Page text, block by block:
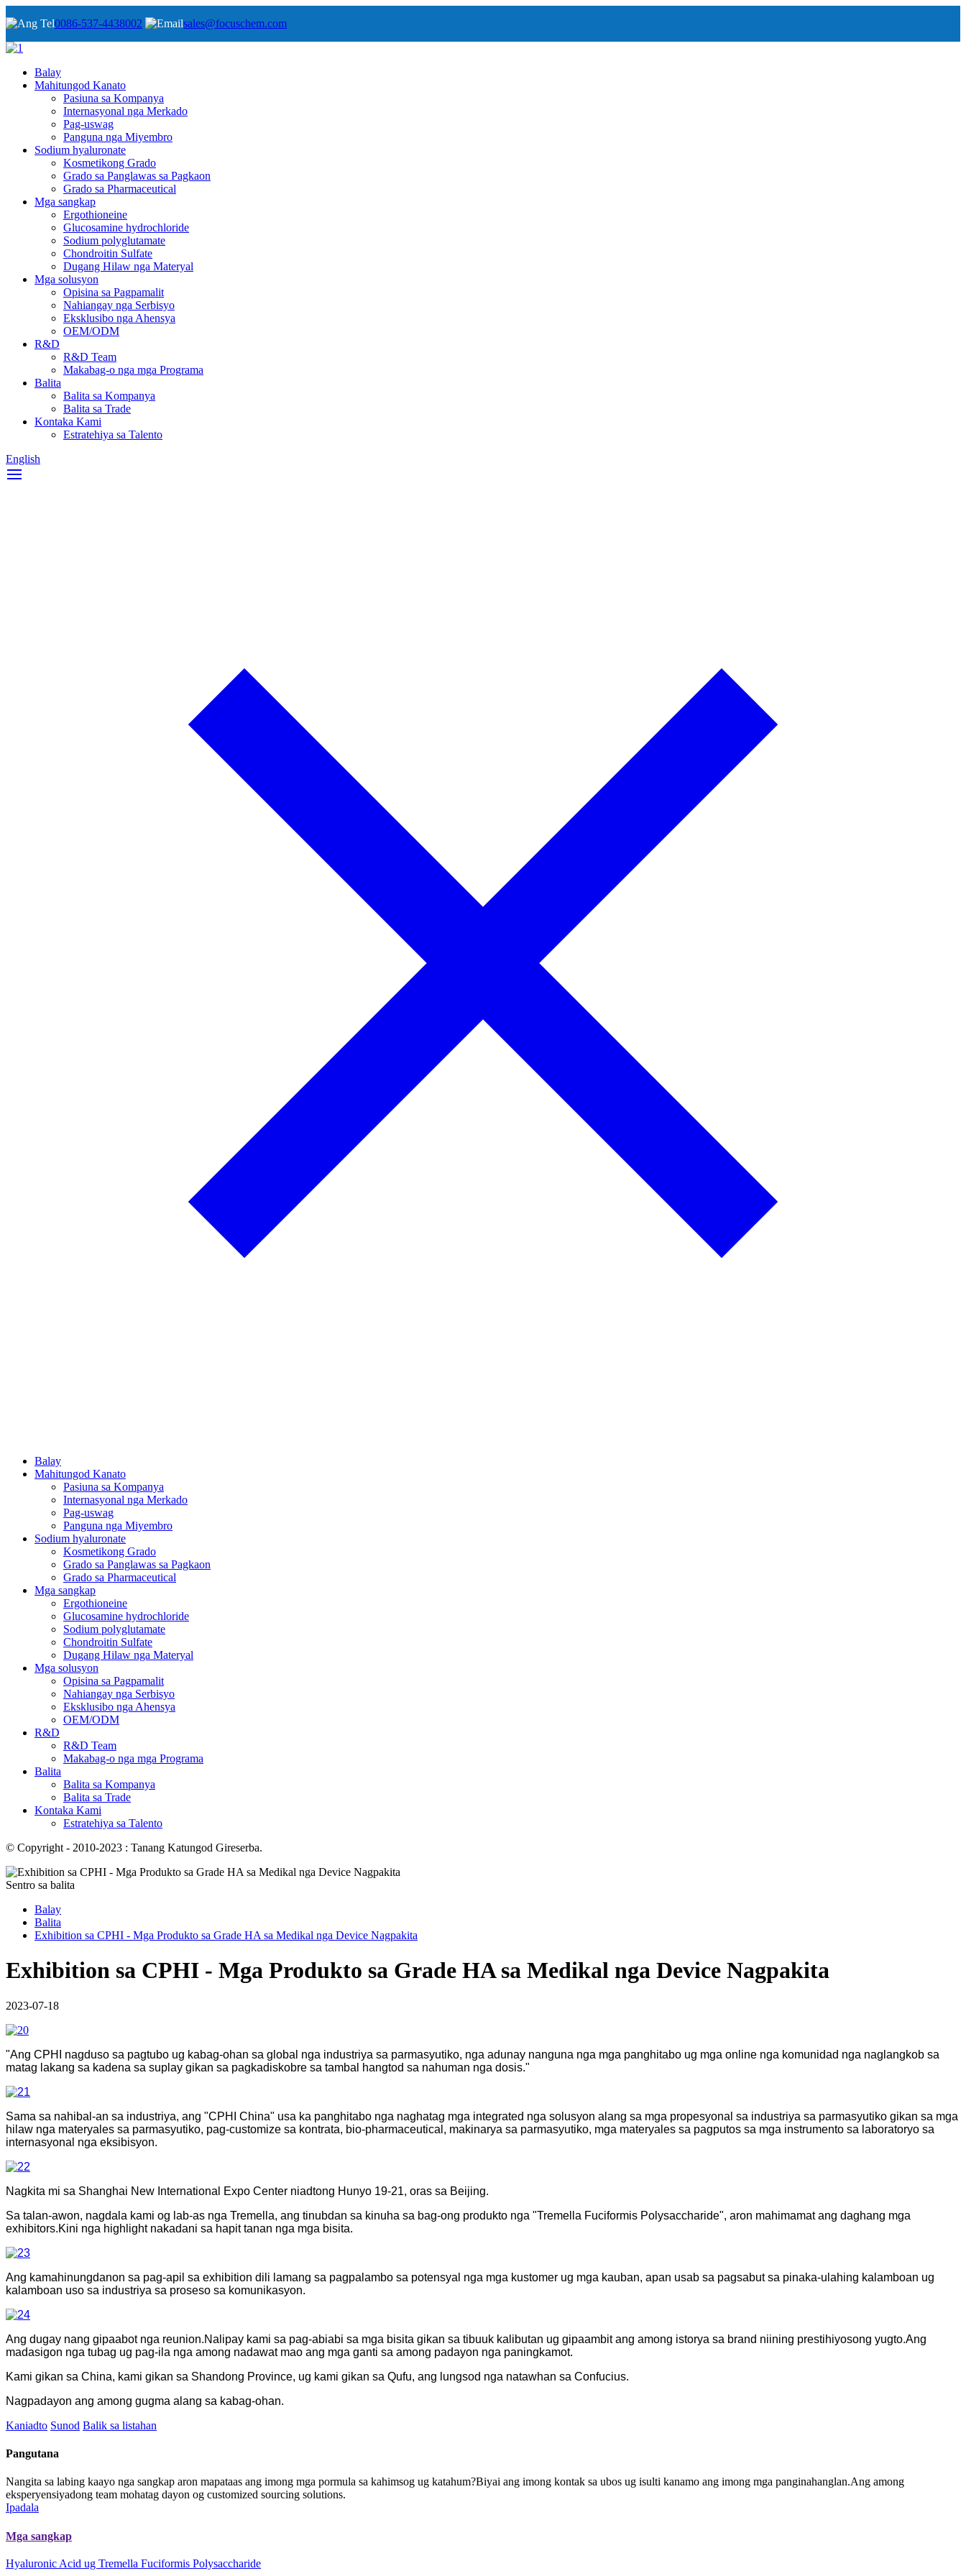
0086-537-4438002 sales@focuschem.com
Balay
Mahitungod Kanato
Pasiuna sa Kompanya
Internasyonal nga Merkado
Pag-uswag
Panguna nga Miyembro
Sodium hyaluronate
Kosmetikong Grado
Grado sa Panglawas sa Pagkaon
Grado sa Pharmaceutical
Mga sangkap
Ergothioneine
Glucosamine hydrochloride
Sodium polyglutamate
Chondroitin Sulfate
Dugang Hilaw nga Materyal
Mga solusyon
Opisina sa Pagpamalit
Nahiangay nga Serbisyo
Eksklusibo nga Ahensya
OEM/ODM
R&D
R&D Team
Makabag-o nga mga Programa
Balita
Balita sa Kompanya
Balita sa Trade
Kontaka Kami
Estratehiya sa Talento
English
Balay
Mahitungod Kanato
Pasiuna sa Kompanya
Internasyonal nga Merkado
Pag-uswag
Panguna nga Miyembro
Sodium hyaluronate
Kosmetikong Grado
Grado sa Panglawas sa Pagkaon
Grado sa Pharmaceutical
Mga sangkap
Ergothioneine
Glucosamine hydrochloride
Sodium polyglutamate
Chondroitin Sulfate
Dugang Hilaw nga Materyal
Mga solusyon
Opisina sa Pagpamalit
Nahiangay nga Serbisyo
Eksklusibo nga Ahensya
OEM/ODM
R&D
R&D Team
Makabag-o nga mga Programa
Balita
Balita sa Kompanya
Balita sa Trade
Kontaka Kami
Estratehiya sa Talento
© Copyright - 2010-2023 : Tanang Katungod Gireserba.
Sentro sa balita
Balay
Balita
Exhibition sa CPHI - Mga Produkto sa Grade HA sa Medikal nga Device Nagpakita
Exhibition sa CPHI - Mga Produkto sa Grade HA sa Medikal nga Device Nagpakita
2023-07-18
"Ang CPHI nagduso sa pagtubo ug kabag-ohan sa global nga industriya sa parmasyutiko, nga adunay nanguna nga mga panghitabo ug mga online nga komunidad nga naglangkob sa
matag lakang sa kadena sa suplay gikan sa pagkadiskobre sa tambal hangtod sa nahuman nga dosis."
Sama sa nahibal-an sa industriya, ang "CPHI China" usa ka panghitabo nga naghatag mga integrated nga solusyon alang sa mga propesyonal sa industriya sa parmasyutiko gikan sa mga
hilaw nga materyales sa parmasyutiko, pag-customize sa kontrata, bio-pharmaceutical, makinarya sa parmasyutiko, mga materyales sa pagputos sa mga instrumento sa laboratoryo sa
internasyonal nga eksibisyon.
Nagkita mi sa Shanghai New International Expo Center niadtong Hunyo 19-21, oras sa Beijing.
Sa talan-awon, nagdala kami og lab-as nga Tremella, ang tinubdan sa kinuha sa bag-ong produkto nga "Tremella Fuciformis Polysaccharide", aron mahimamat ang daghang mga
exhibitors.Kini nga highlight nakadani sa hapit tanan nga mga bisita.
Ang kamahinungdanon sa pag-apil sa exhibition dili lamang sa pagpalambo sa potensyal nga mga kustomer ug mga kauban, apan usab sa pagsabut sa pinaka-ulahing kalamboan ug
kalamboan uso sa industriya sa proseso sa komunikasyon.
Ang dugay nang gipaabot nga reunion.Nalipay kami sa pag-abiabi sa mga bisita gikan sa tibuuk kalibutan ug gipaambit ang among istorya sa brand niining prestihiyosong yugto.Ang
madasigon nga tubag ug pag-ila nga among nadawat mao ang mga ganti sa among padayon nga paningkamot.
Kami gikan sa China, kami gikan sa Shandong Province, ug kami gikan sa Qufu, ang lungsod nga natawhan sa Confucius.
Nagpadayon ang among gugma alang sa kabag-ohan.
Kaniadto Sunod Balik sa listahan
Pangutana
Nangita sa labing kaayo nga sangkap aron mapataas ang imong mga pormula sa kahimsog ug katahum?Biyai ang imong kontak sa ubos ug isulti kanamo ang imong mga panginahanglan.Ang among
eksperyensiyadong team mohatag dayon og customized sourcing solutions.
Ipadala
Mga sangkap
Hyaluronic Acid ug Tremella Fuciformis Polysaccharide